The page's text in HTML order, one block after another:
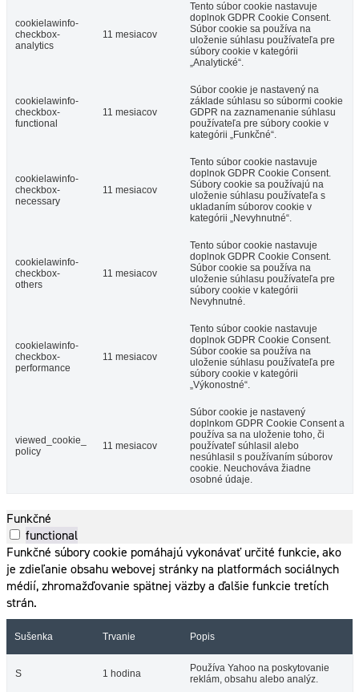
cookielawinfo-
checkbox-
analytics
11 mesiacov
Tento súbor cookie nastavuje
doplnok GDPR Cookie Consent.
Súbor cookie sa používa na
uloženie súhlasu používateľa pre
súbory cookie v kategórii
„Analytické“.
cookielawinfo-
checkbox-
functional
11 mesiacov
Súbor cookie je nastavený na
základe súhlasu so súbormi cookie
GDPR na zaznamenanie súhlasu
používateľa pre súbory cookie v
kategórii „Funkčné“.
cookielawinfo-
checkbox-
necessary
11 mesiacov
Tento súbor cookie nastavuje
doplnok GDPR Cookie Consent.
Súbory cookie sa používajú na
uloženie súhlasu používateľa s
ukladaním súborov cookie v
kategórii „Nevyhnutné“.
cookielawinfo-
checkbox-
others
11 mesiacov
Tento súbor cookie nastavuje
doplnok GDPR Cookie Consent.
Súbor cookie sa používa na
uloženie súhlasu používateľa pre
súbory cookie v kategórii
Nevyhnutné.
cookielawinfo-
checkbox-
performance
11 mesiacov
Tento súbor cookie nastavuje
doplnok GDPR Cookie Consent.
Súbor cookie sa používa na
uloženie súhlasu používateľa pre
súbory cookie v kategórii
„Výkonostné“.
viewed_cookie_
policy
11 mesiacov
Súbor cookie je nastavený
doplnkom GDPR Cookie Consent a
používa sa na uloženie toho, či
používateľ súhlasil alebo
nesúhlasil s používaním súborov
cookie. Neuchováva žiadne
osobné údaje.
Funkčné
functional
Funkčné súbory cookie pomáhajú vykonávať určité funkcie, ako
je zdieľanie obsahu webovej stránky na platformách sociálnych
médií, zhromažďovanie spätnej väzby a ďalšie funkcie tretích
strán.
Sušenka Trvanie Popis
S 1 hodina
Používa Yahoo na poskytovanie
reklám, obsahu alebo analýz.